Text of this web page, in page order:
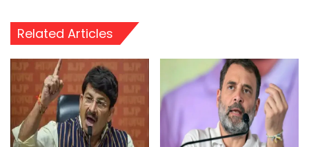
Related Articles